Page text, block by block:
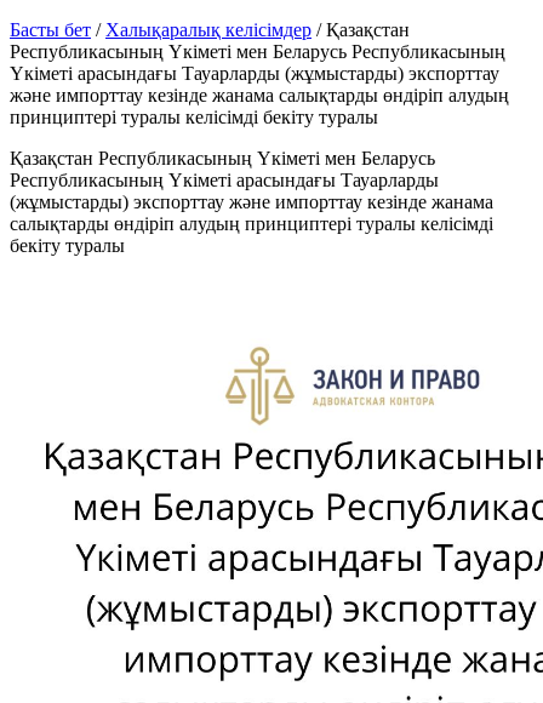
Басты бет / Халықаралық келісімдер /Қазақстан
Республикасының Үкіметі мен Беларусь Республикасының
Үкіметі арасындағы Тауарларды (жұмыстарды) экспорттау
және импорттау кезінде жанама салықтарды өндіріп алудың
принциптері туралы келісімді бекіту туралы
Қазақстан Республикасының Үкіметі мен Беларусь
Республикасының Үкіметі арасындағы Тауарларды
(жұмыстарды) экспорттау және импорттау кезінде жанама
салықтарды өндіріп алудың принциптері туралы келісімді
бекіту туралы